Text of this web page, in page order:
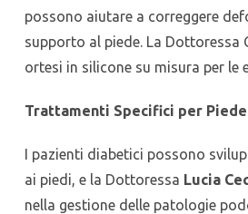
possono aiutare a correggere
supporto al piede. La Dottoressa
ortesi in silicone su misura per le
Trattamenti Specifici per
I pazienti diabetici possono
ai piedi, e la Dottoressa Lucia
nella gestione delle patologie